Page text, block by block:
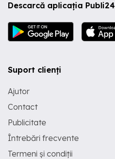
Descarcă aplicația Publi24
Suport clienți
Ajutor
Contact
Publicitate
Întrebări frecvente
Termeni și condiții